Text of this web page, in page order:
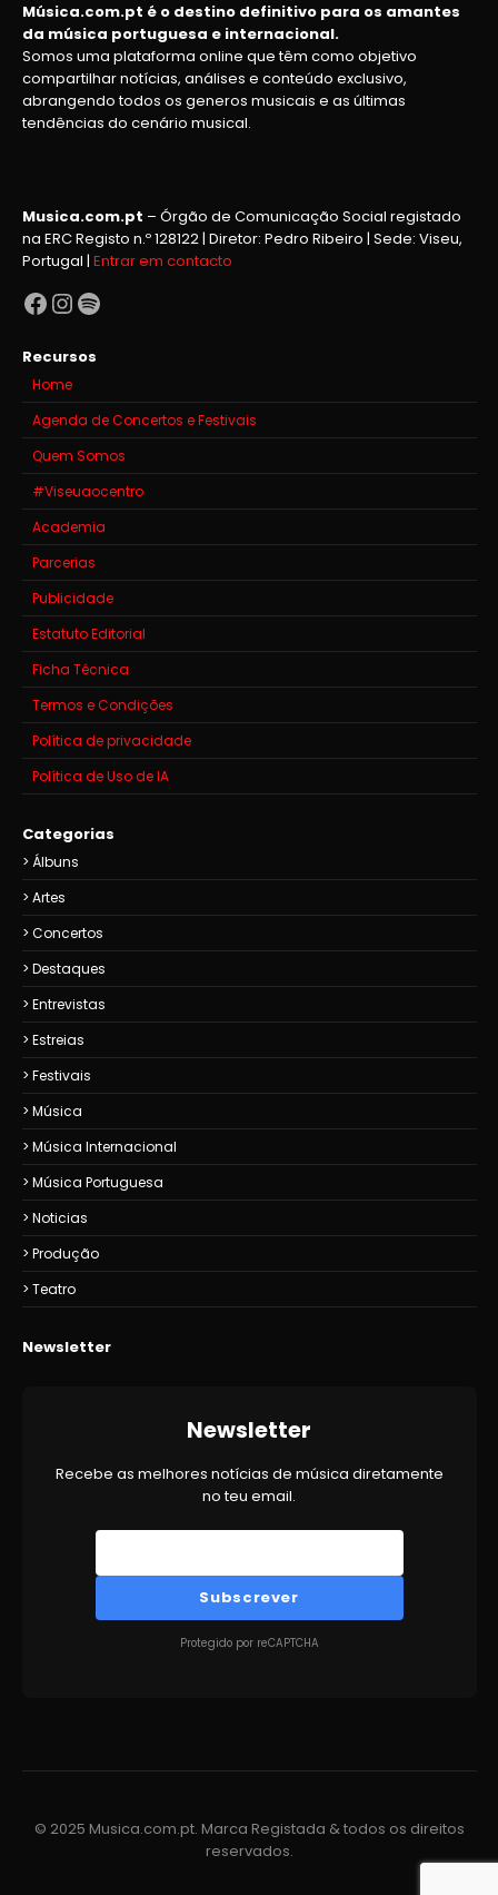
Música.com.pt é o destino definitivo para os amantes
da música portuguesa e internacional.
Somos uma plataforma online que têm como objetivo
compartilhar notícias, análises e conteúdo exclusivo,
abrangendo todos os generos musicais e as últimas
tendências do cenário musical.
Musica.com.pt – Órgão de Comunicação Social registado
na ERC Registo n.º 128122 | Diretor: Pedro Ribeiro | Sede: Viseu,
Portugal | Entrar em contacto
Facebook
Instagram
Spotify
Recursos
Home
Agenda de Concertos e Festivais
Quem Somos
#Viseuaocentro
Academia
Parcerias
Publicidade
Estatuto Editorial
Ficha Técnica
Termos e Condições
Política de privacidade
Política de Uso de IA
Categorias
Álbuns
Artes
Concertos
Destaques
Entrevistas
Estreias
Festivais
Música
Música Internacional
Música Portuguesa
Noticias
Produção
Teatro
Newsletter
Newsletter
Recebe as melhores notícias de música diretamente
no teu email.
Subscrever
Protegido por reCAPTCHA
© 2025 Musica.com.pt. Marca Registada & todos os direitos
reservados.